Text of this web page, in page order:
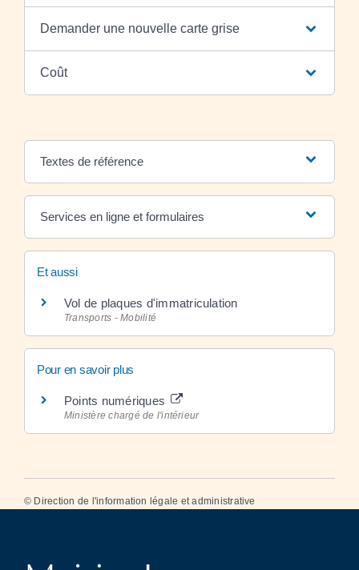
Demander une nouvelle carte grise
Coût
Textes de référence
Services en ligne et formulaires
Et aussi
Vol de plaques d'immatriculation
Transports - Mobilité
Pour en savoir plus
Points numériques
Ministère chargé de l'intérieur
© Direction de l'information légale et administrative